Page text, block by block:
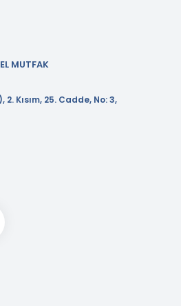
MUTFAK
Kısım, 25. Cadde, No: 3,